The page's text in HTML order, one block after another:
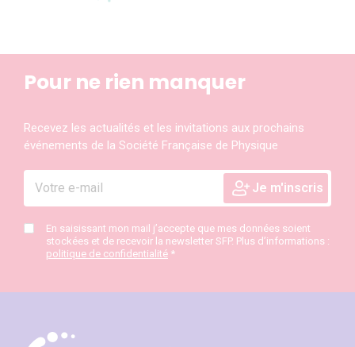
Pour ne rien manquer
Recevez les actualités et les invitations aux prochains
événements de la Société Française de Physique
En saisissant mon mail j’accepte que mes données soient
stockées et de recevoir la newsletter SFP. Plus d’informations :
politique de confidentialité *